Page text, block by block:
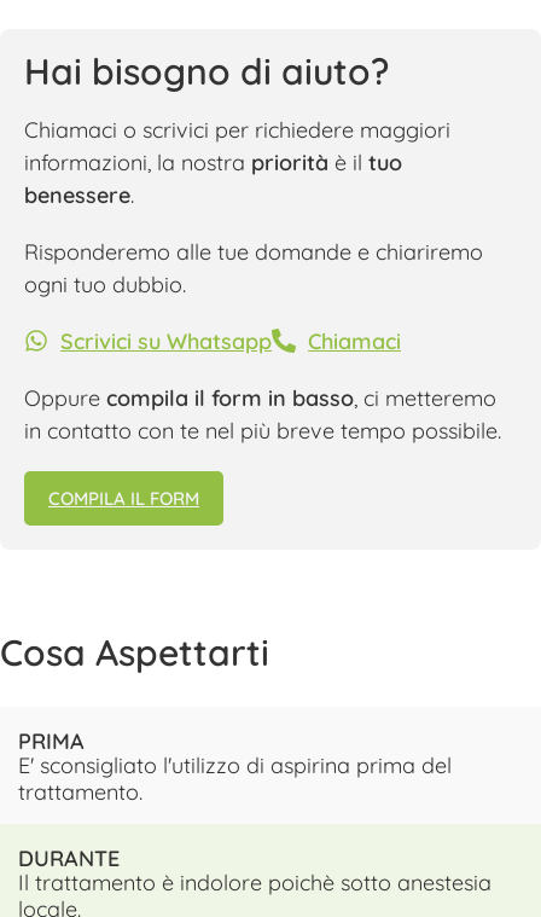
Hai bisogno di aiuto?
Chiamaci o scrivici per richiedere maggiori
informazioni, la nostra priorità è il tuo
benessere.
Risponderemo alle tue domande e chiariremo
ogni tuo dubbio.
Scrivici su Whatsapp Chiamaci
Oppure compila il form in basso, ci metteremo
in contatto con te nel più breve tempo possibile.
COMPILA IL FORM
Cosa Aspettarti
PRIMA
E' sconsigliato l'utilizzo di aspirina prima del
trattamento.
DURANTE
Il trattamento è indolore poichè sotto anestesia
locale.